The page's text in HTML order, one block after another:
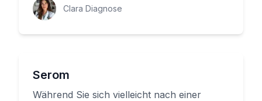
Clara Diagnose
Serom
Während Sie sich vielleicht nach einer